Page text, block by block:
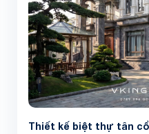
Thiết kế biệt thự tân cổ